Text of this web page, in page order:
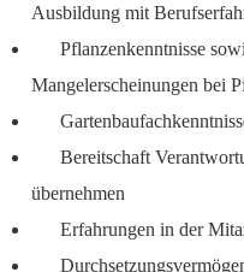
Ausbildung mit
Pflanzenkenntnisse
Mangelerscheinungen bei
Bereitschaft
übernehmen
Erfahrungen in der